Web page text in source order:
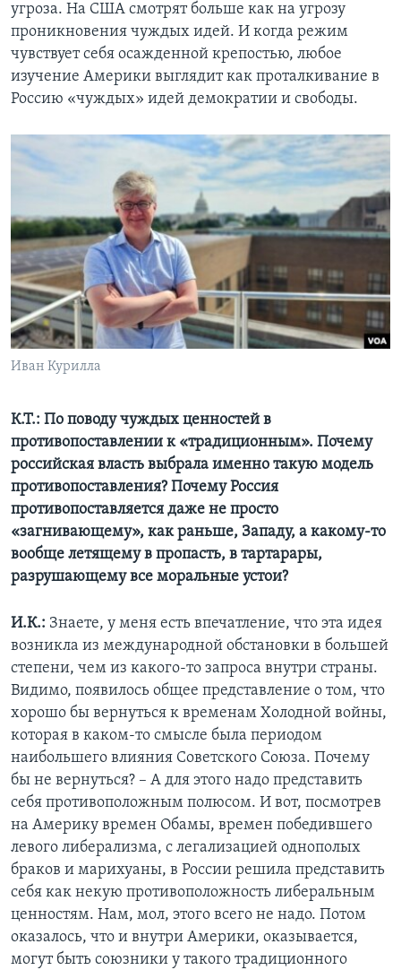
угроза. На США смотрят больше как на угрозу
проникновения чуждых идей. И когда режим
чувствует себя осажденной крепостью, любое
изучение Америки выглядит как проталкивание в
Россию «чуждых» идей демократии и свободы.
Иван Курилла
К.Т.: По поводу чуждых ценностей в
противопоставлении к «традиционным». Почему
российская власть выбрала именно такую модель
противопоставления? Почему Россия
противопоставляется даже не просто
«загнивающему», как раньше, Западу, а какому-то
вообще летящему в пропасть, в тартарары,
разрушающему все моральные устои?
И.К.: Знаете, у меня есть впечатление, что эта идея
возникла из международной обстановки в большей
степени, чем из какого-то запроса внутри страны.
Видимо, появилось общее представление о том, что
хорошо бы вернуться к временам Холодной войны,
которая в каком-то смысле была периодом
наибольшего влияния Советского Союза. Почему
бы не вернуться? – А для этого надо представить
себя противоположным полюсом. И вот, посмотрев
на Америку времен Обамы, времен победившего
левого либерализма, с легализацией однополых
браков и марихуаны, в России решила представить
себя как некую противоположность либеральным
ценностям. Нам, мол, этого всего не надо. Потом
оказалось, что и внутри Америки, оказывается,
могут быть союзники у такого традиционного